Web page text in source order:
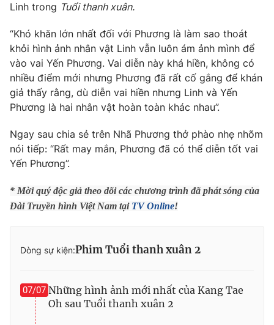
Emagazine
Photo Infographic
Video Shorts video
VTV Sức khoẻ Bất động sản
Thị trường 24h Tấm lòng Việt
Liên hệ tòa soạn English
Linh trong Tuổi thanh xuân.
“Khó khăn lớn nhất đối với Phương là làm sao thoát
khỏi hình ảnh nhân vật Linh vẫn luôn ám ảnh mình để
vào vai Yến Phương. Vai diễn này khá hiền, không có
nhiều điểm mới nhưng Phương đã rất cố gắng để khán
giả thấy rằng, dù diễn vai hiền nhưng Linh và Yến
Phương là hai nhân vật hoàn toàn khác nhau”.
Ngay sau chia sẻ trên Nhã Phương thở phào nhẹ nhõm
nói tiếp: “Rất may mắn, Phương đã có thể diễn tốt vai
Yến Phương”.
* Mời quý độc giả theo dõi các chương trình đã phát sóng của
Đài Truyền hình Việt Nam tại TV Online!
Dòng sự kiện:Phim Tuổi thanh xuân 2
07/07 Những hình ảnh mới nhất của Kang Tae
Oh sau Tuổi thanh xuân 2